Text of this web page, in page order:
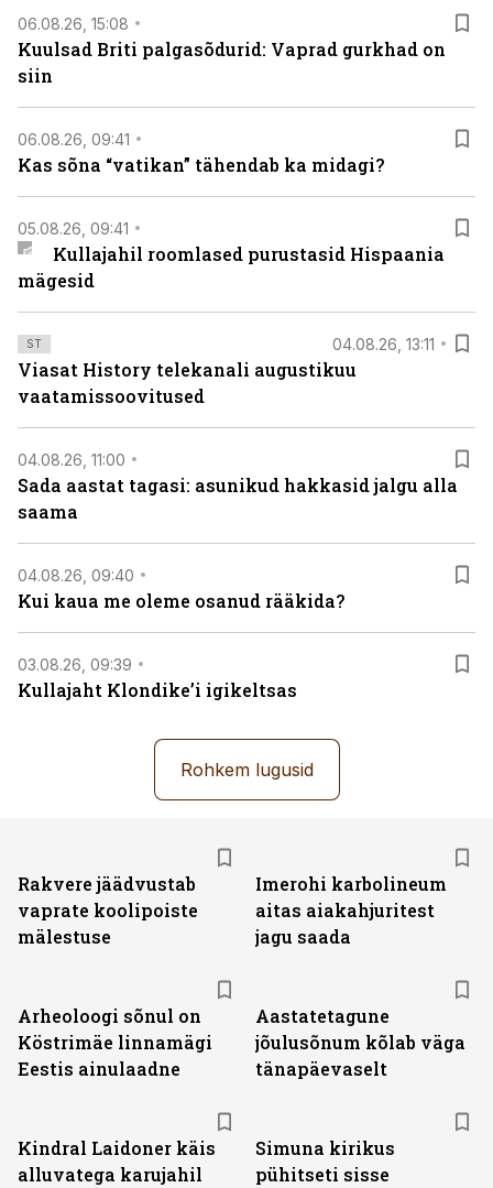
06.08.26, 15:08
Kuulsad Briti palgasõdurid: Vaprad gurkhad on
siin
06.08.26, 09:41
Kas sõna “vatikan” tähendab ka midagi?
05.08.26, 09:41
Kullajahil roomlased purustasid Hispaania
mägesid
ST 04.08.26, 13:11
Viasat History telekanali augustikuu
vaatamissoovitused
04.08.26, 11:00
Sada aastat tagasi: asunikud hakkasid jalgu alla
saama
04.08.26, 09:40
Kui kaua me oleme osanud rääkida?
03.08.26, 09:39
Kullajaht Klondike’i igikeltsas
Rohkem lugusid
Rakvere jäädvustab
vaprate koolipoiste
mälestuse
Imerohi karbolineum
aitas aiakahjuritest
jagu saada
Arheoloogi sõnul on
Köstrimäe linnamägi
Eestis ainulaadne
Aastatetagune
jõulusõnum kõlab väga
tänapäevaselt
Kindral Laidoner käis
alluvatega karujahil
Simuna kirikus
pühitseti sisse